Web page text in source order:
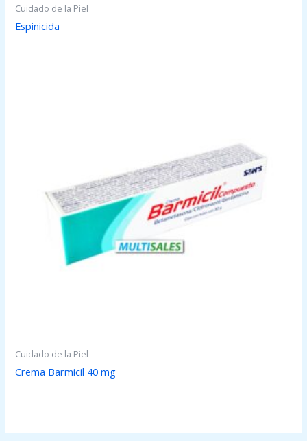
Cuidado de la Piel
Espinicida
Cuidado de la Piel
Crema Barmicil 40 mg